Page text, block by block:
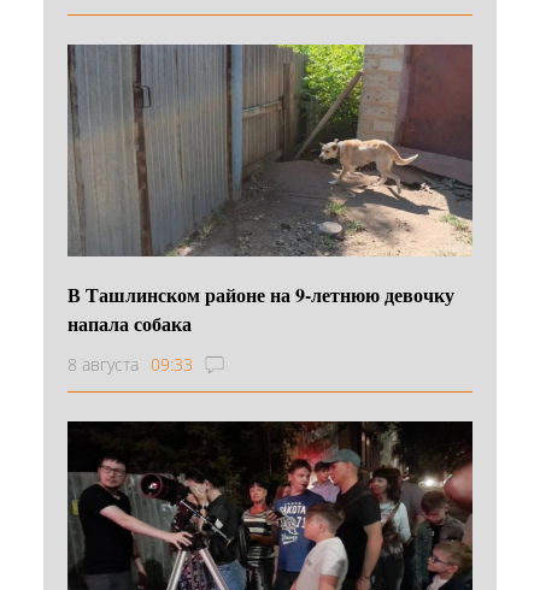
В Ташлинском районе на 9-летнюю девочку
напала собака
8 августа 09:33